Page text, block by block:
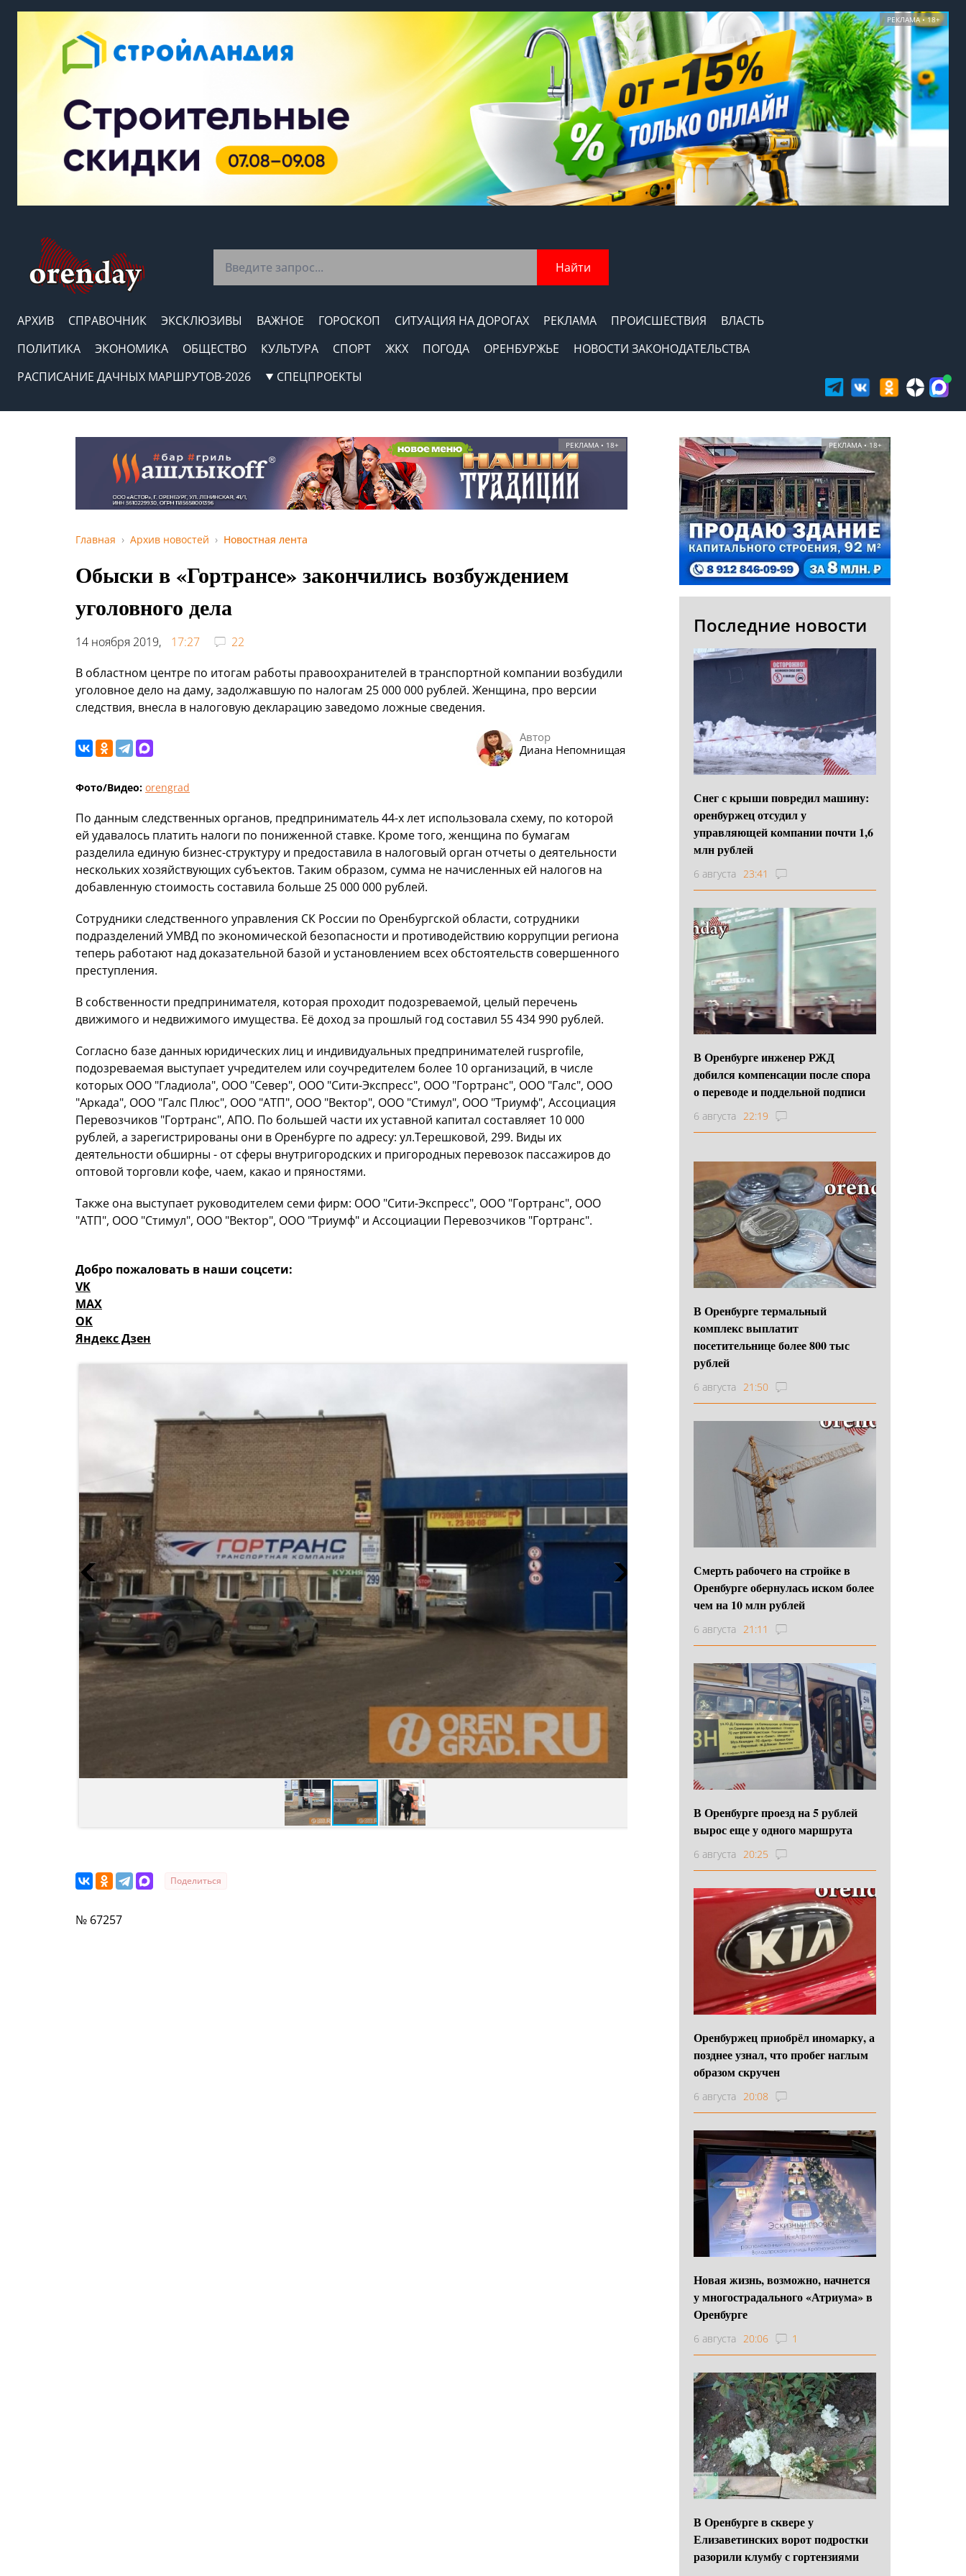
РЕКЛАМА • 18+
Найти
АРХИВ СПРАВОЧНИК ЭКСКЛЮЗИВЫ ВАЖНОЕ ГОРОСКОП СИТУАЦИЯ НА ДОРОГАХ РЕКЛАМА ПРОИСШЕСТВИЯ
ВЛАСТЬ
ПОЛИТИКА
ЭКОНОМИКА ОБЩЕСТВО КУЛЬТУРА СПОРТ ЖКХ ПОГОДА ОРЕНБУРЖЬЕ
НОВОСТИ ЗАКОНОДАТЕЛЬСТВА
РАСПИСАНИЕ ДАЧНЫХ МАРШРУТОВ-2026
СПЕЦПРОЕКТЫ
РЕКЛАМА • 18+
Главная Архив новостей Новостная лента
Обыски в «Гортрансе» закончились возбуждением
уголовного дела
14 ноября 2019, 17:27
22
В областном центре по итогам работы правоохранителей в транспортной компании возбудили
уголовное дело на даму, задолжавшую по налогам 25 000 000 рублей. Женщина, про версии
следствия, внесла в налоговую декларацию заведомо ложные сведения.
Автор
Диана Непомнищая
Фото/Видео: orengrad
По данным следственных органов, предприниматель 44-х лет использовала схему, по которой
ей удавалось платить налоги по пониженной ставке. Кроме того, женщина по бумагам
разделила единую бизнес-структуру и предоставила в налоговый орган отчеты о деятельности
нескольких хозяйствующих субъектов. Таким образом, сумма не начисленных ей налогов на
добавленную стоимость составила больше 25 000 000 рублей.
Сотрудники следственного управления СК России по Оренбургской области, сотрудники
подразделений УМВД по экономической безопасности и противодействию коррупции региона
теперь работают над доказательной базой и установлением всех обстоятельств совершенного
преступления.
В собственности предпринимателя, которая проходит подозреваемой, целый перечень
движимого и недвижимого имущества. Её доход за прошлый год составил 55 434 990 рублей.
Согласно базе данных юридических лиц и индивидуальных предпринимателей rusprofile,
подозреваемая выступает учредителем или соучредителем более 10 организаций, в числе
которых ООО "Гладиола", ООО "Север", ООО "Сити-Экспресс", ООО "Гортранс", ООО "Галс", ООО
"Аркада", ООО "Галс Плюс", ООО "АТП", ООО "Вектор", ООО "Стимул", ООО "Триумф", Ассоциация
Перевозчиков "Гортранс", АПО. По большей части их уставной капитал составляет 10 000
рублей, а зарегистрированы они в Оренбурге по адресу: ул.Терешковой, 299. Виды их
деятельности обширны - от сферы внутригородских и пригородных перевозок пассажиров до
оптовой торговли кофе, чаем, какао и пряностями.
Также она выступает руководителем семи фирм: ООО "Сити-Экспресс", ООО "Гортранс", ООО
"АТП", ООО "Стимул", ООО "Вектор", ООО "Триумф" и Ассоциации Перевозчиков "Гортранс".
Добро пожаловать в наши соцсети:
VK
MAX
OK
Яндекс Дзен
Поделиться
№ 67257
РЕКЛАМА • 18+
Последние новости
Снег с крыши повредил машину:
оренбуржец отсудил у
управляющей компании почти 1,6
млн рублей
6 августа 23:41
В Оренбурге инженер РЖД
добился компенсации после спора
о переводе и поддельной подписи
6 августа 22:19
В Оренбурге термальный
комплекс выплатит
посетительнице более 800 тыс
рублей
6 августа 21:50
Смерть рабочего на стройке в
Оренбурге обернулась иском более
чем на 10 млн рублей
6 августа 21:11
В Оренбурге проезд на 5 рублей
вырос еще у одного маршрута
6 августа 20:25
Оренбуржец приобрёл иномарку, а
позднее узнал, что пробег наглым
образом скручен
6 августа 20:08
Новая жизнь, возможно, начнется
у многострадального «Атриума» в
Оренбурге
6 августа 20:06 1
В Оренбурге в сквере у
Елизаветинских ворот подростки
разорили клумбу с гортензиями